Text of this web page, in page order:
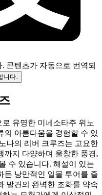
. 콘텐츠가 자동으로 번역되
니다.
유명한 미네소타주 위노
의 아름다움을 경험할 수 있
나의 리버 크루즈는 고요한
까지 다양하며 울창한 풍경,
수 있습니다. 해설이 있는
든 낭만적인 일몰 투어를 즐
발견의 완벽한 조화를 약속